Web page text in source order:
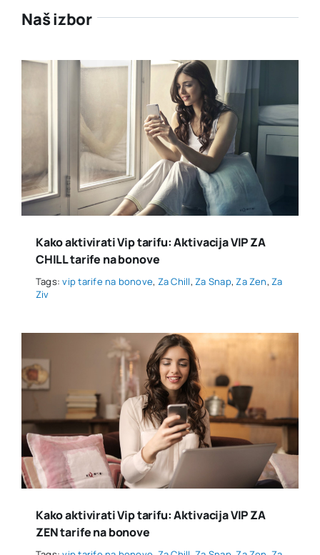
Naš izbor
Kako aktivirati Vip tarifu: Aktivacija VIP ZA
CHILL tarife na bonove
Tags:vip tarife na bonove, Za Chill,Za Snap,Za Zen,Za
Ziv
Kako aktivirati Vip tarifu: Aktivacija VIP ZA
ZEN tarife na bonove